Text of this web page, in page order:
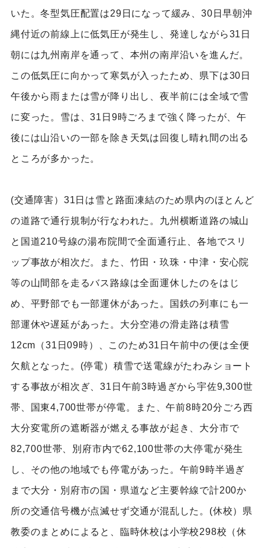
いた。冬型気圧配置は29日になって緩み、30日早朝沖
縄付近の前線上に低気圧が発生し、発達しながら31日
朝には九州南岸を通って、本州の南岸沿いを進んだ。
この低気圧に向かって寒気が入ったため、県下は30日
午後から雨または雪が降り出し、夜半前には全域で雪
に変った。雪は、31日9時ごろまで強く降ったが、午
後には山沿いの一部を除き天気は回復し晴れ間の出る
ところが多かった。
(交通障害）31日は雪と路面凍結のため県内のほとんど
の道路で通行規制が行なわれた。九州横断道路の城山
と国道210号線の湯布院間で全面通行止、各地でスリ
ップ事故が相次だ。また、竹田・玖珠・中津・安心院
等の山間部を走るバス路線は全面運休したのをはじ
め、平野部でも一部運休があった。国鉄の列車にも一
部運休や遅延があった。大分空港の滑走路は積雪
12cm（31日09時）、このため31日午前中の便は全便
欠航となった。(停電）積雪で送電線がたわみショート
する事故が相次ぎ、31日午前3時過ぎから宇佐9,300世
帯、国東4,700世帯が停電。また、午前8時20分ごろ西
大分変電所の遮断器が燃える事故が起き、大分市で
82,700世帯、別府市内で62,100世帯の大停電が発生
し、その他の地域でも停電があった。午前9時半過ぎ
まで大分・別府市の国・県道など主要幹線で計200か
所の交通信号機が点滅せず交通が混乱した。(休校）県
教委のまとめによると、臨時休校は小学校298校（休